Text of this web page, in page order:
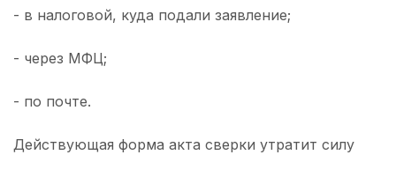
- в налоговой, куда подали заявление;
- через МФЦ;
- по почте.
Действующая форма акта сверки утратит силу